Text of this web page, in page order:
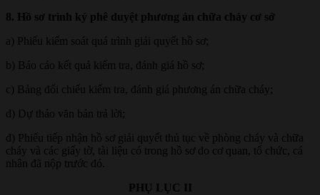
8. Hồ sơ trình ký phê duyệt phương án chữa cháy cơ sở
a) Phiếu kiểm soát quá trình giải quyết hồ sơ;
b) Báo cáo kết quả kiểm tra, đánh giá hồ sơ;
c) Bảng đối chiếu kiểm tra, đánh giá phương án chữa cháy;
d) Dự thảo văn bản trả lời;
đ) Phiếu tiếp nhận hồ sơ giải quyết thủ tục về phòng cháy và chữa
cháy và các giấy tờ, tài liệu có trong hồ sơ do cơ quan, tổ chức, cá
nhân đã nộp trước đó.
PHỤ LỤC II